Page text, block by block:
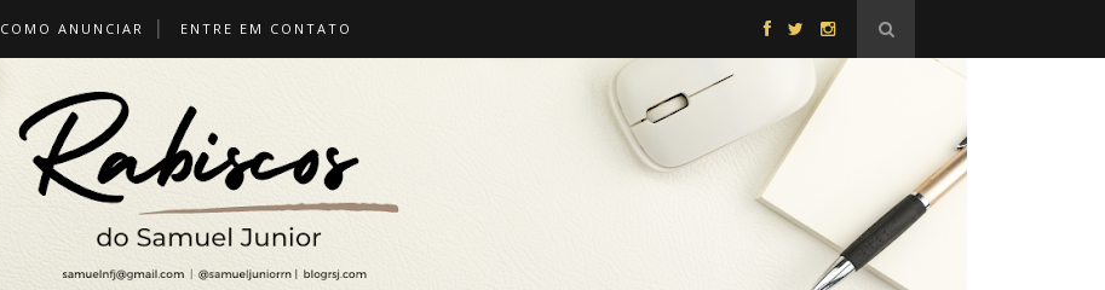
COMO ANUNCIAR ENTRE EM CONTATO